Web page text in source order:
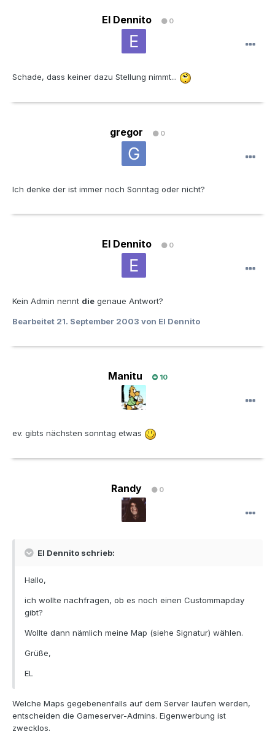
El Dennito 0
Schade, dass keiner dazu Stellung nimmt...
gregor 0
Ich denke der ist immer noch Sonntag oder nicht?
El Dennito 0
Kein Admin nennt die genaue Antwort?
Bearbeitet 21. September 2003 von El Dennito
Manitu 10
ev. gibts nächsten sonntag etwas
Randy 0
El Dennito schrieb:
Hallo,
ich wollte nachfragen, ob es noch einen Custommapday
gibt?
Wollte dann nämlich meine Map (siehe Signatur) wählen.
Grüße,
EL
Welche Maps gegebenenfalls auf dem Server laufen werden,
entscheiden die Gameserver-Admins. Eigenwerbung ist
zwecklos.